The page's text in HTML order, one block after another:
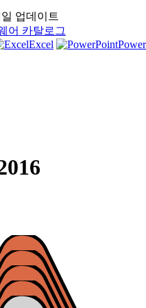
업데이트
어 카탈로그
Excel